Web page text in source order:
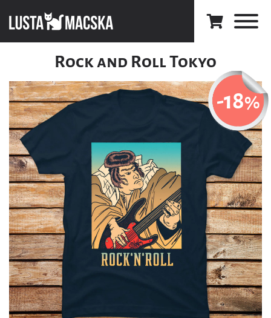
Rock and Roll Tokyo
-18%